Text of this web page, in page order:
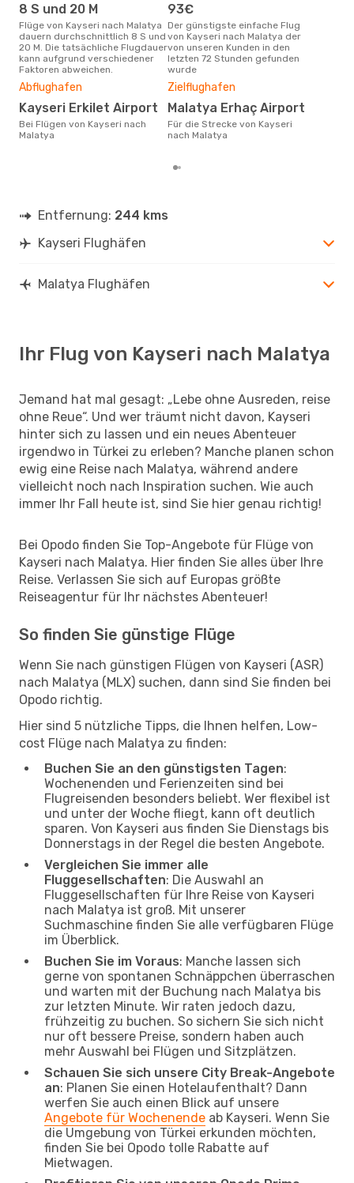
8 S und 20 M
Flüge von Kayseri nach Malatya
dauern durchschnittlich 8 S und
20 M. Die tatsächliche Flugdauer
kann aufgrund verschiedener
Faktoren abweichen.
93€
Der günstigste einfache Flug
von Kayseri nach Malatya der
von unseren Kunden in den
letzten 72 Stunden gefunden
wurde
Abflughafen
Kayseri Erkilet Airport
Bei Flügen von Kayseri nach
Malatya
Zielflughafen
Malatya Erhaç Airport
Für die Strecke von Kayseri
nach Malatya
Entfernung: 244 kms
Kayseri Flughäfen
Malatya Flughäfen
Ihr Flug von Kayseri nach Malatya
Jemand hat mal gesagt: „Lebe ohne Ausreden, reise
ohne Reue“. Und wer träumt nicht davon, Kayseri
hinter sich zu lassen und ein neues Abenteuer
irgendwo in Türkei zu erleben? Manche planen schon
ewig eine Reise nach Malatya, während andere
vielleicht noch nach Inspiration suchen. Wie auch
immer Ihr Fall heute ist, sind Sie hier genau richtig!
Bei Opodo finden Sie Top-Angebote für Flüge von
Kayseri nach Malatya. Hier finden Sie alles über Ihre
Reise. Verlassen Sie sich auf Europas größte
Reiseagentur für Ihr nächstes Abenteuer!
So finden Sie günstige Flüge
Wenn Sie nach günstigen Flügen von Kayseri (ASR)
nach Malatya (MLX) suchen, dann sind Sie finden bei
Opodo richtig.
Hier sind 5 nützliche Tipps, die Ihnen helfen, Low-
cost Flüge nach Malatya zu finden:
Buchen Sie an den günstigsten Tagen:
Wochenenden und Ferienzeiten sind bei
Flugreisenden besonders beliebt. Wer flexibel ist
und unter der Woche fliegt, kann oft deutlich
sparen. Von Kayseri aus finden Sie Dienstags bis
Donnerstags in der Regel die besten Angebote.
Vergleichen Sie immer alle
Fluggesellschaften: Die Auswahl an
Fluggesellschaften für Ihre Reise von Kayseri
nach Malatya ist groß. Mit unserer
Suchmaschine finden Sie alle verfügbaren Flüge
im Überblick.
Buchen Sie im Voraus: Manche lassen sich
gerne von spontanen Schnäppchen überraschen
und warten mit der Buchung nach Malatya bis
zur letzten Minute. Wir raten jedoch dazu,
frühzeitig zu buchen. So sichern Sie sich nicht
nur oft bessere Preise, sondern haben auch
mehr Auswahl bei Flügen und Sitzplätzen.
Schauen Sie sich unsere City Break-Angebote
an: Planen Sie einen Hotelaufenthalt? Dann
werfen Sie auch einen Blick auf unsere
Angebote für Wochenende ab Kayseri. Wenn Sie
die Umgebung von Türkei erkunden möchten,
finden Sie bei Opodo tolle Rabatte auf
Mietwagen.